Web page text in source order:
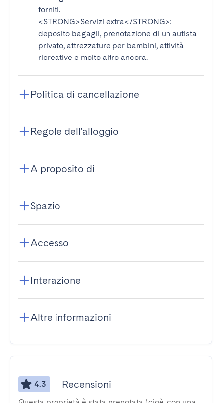
forniti.
<STRONG>Servizi extra</STRONG>:
deposito bagagli, prenotazione di un autista
privato, attrezzature per bambini, attività
ricreative e molto altro ancora.
Politica di cancellazione
Regole dell'alloggio
A proposito di
Spazio
Accesso
Interazione
Altre informazioni
4.3 Recensioni